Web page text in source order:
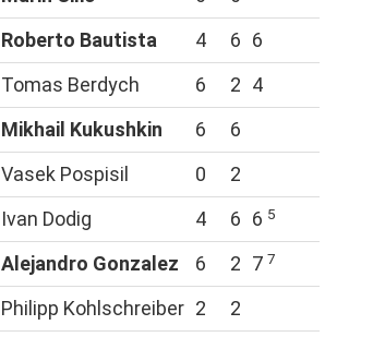
Roberto Bautista 4 6 6
Tomas Berdych
6 2 4
Mikhail Kukushkin 6
6
Vasek Pospisil
0
2
Ivan Dodig 4 6 6 5
Alejandro Gonzalez 6 2 7 7
Philipp Kohlschreiber 2
2